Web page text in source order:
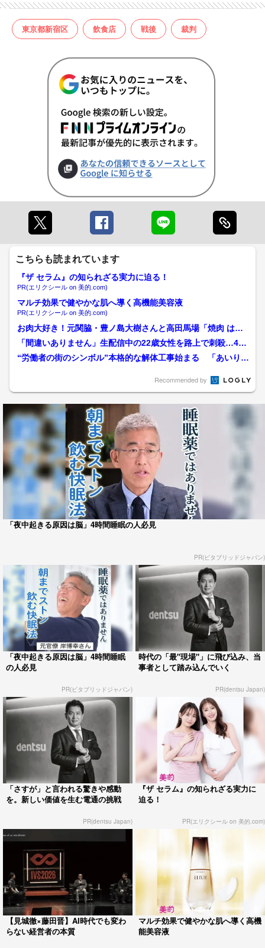
東京都新宿区 飲食店 戦後 裁判
こちらも読まれています
『ザ セラム』の知られざる実力に迫る！
PR(エリクシール on 美的.com)
マルチ効果で健やかな肌へ導く高機能美容液
PR(エリクシール on 美的.com)
お肉大好き！元関脇・豊ノ島大樹さんと高田馬場「焼肉 はや
み」へ。元dancyu編...
「間違いありません」生配信中の22歳女性を路上で刺殺…44
歳の男が初公判で謝罪 ...
“労働者の街のシンボル”本格的な解体工事始まる 「あいりん
Recommended by
「夜中起きる原因は脳」4時間睡眠の人必見
PR(ビタブリッドジャパン)
「夜中起きる原因は脳」4時間睡眠
の人必見
PR(ビタブリッドジャパン)
時代の「最"現場"」に飛び込み、当
事者として踏み込んでいく
PR(dentsu Japan)
「さすが」と言われる驚きや感動
を。新しい価値を生む電通の挑戦
PR(dentsu Japan)
『ザ セラム』の知られざる実力に
迫る！
PR(エリクシール on 美的.com)
【見城徹×藤田晋】AI時代でも変わ
らない経営者の本質
マルチ効果で健やかな肌へ導く高機
能美容液